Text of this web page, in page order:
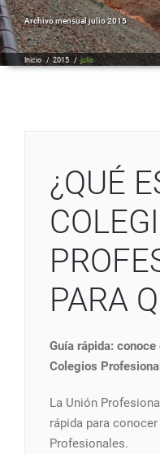
Archivo mensual julio 2015
Inicio /2015/julio
¿QUÉ
PARA
Guía rápida:
Colegios
La Unión
rápida para
Profesionales.